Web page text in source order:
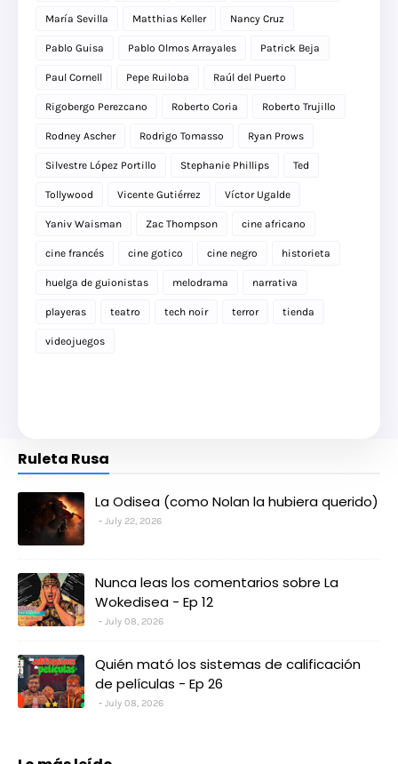
María Sevilla Matthias Keller Nancy Cruz
Pablo Guisa Pablo Olmos Arrayales Patrick Beja
Paul Cornell Pepe Ruiloba Raúl del Puerto
Rigobergo Perezcano Roberto Coria Roberto Trujillo
Rodney Ascher Rodrigo Tomasso Ryan Prows
Silvestre López Portillo Stephanie Phillips Ted
Tollywood Vicente Gutiérrez Víctor Ugalde
Yaniv Waisman Zac Thompson cine africano
cine francés cine gotico cine negro historieta
huelga de guionistas melodrama narrativa
playeras teatro tech noir terror tienda
videojuegos
Ruleta Rusa
La Odisea (como Nolan la hubiera querido)
July 22, 2026
Nunca leas los comentarios sobre La
Wokedisea - Ep 12
July 08, 2026
Quién mató los sistemas de calificación
de películas - Ep 26
July 08, 2026